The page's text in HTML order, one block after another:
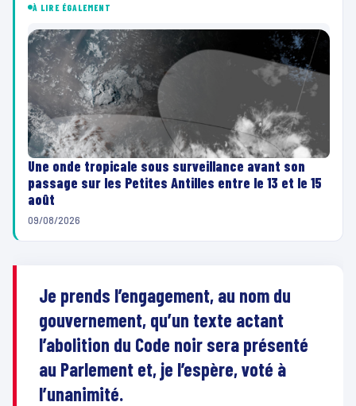
À LIRE ÉGALEMENT
Une onde tropicale sous surveillance avant son
passage sur les Petites Antilles entre le 13 et le 15
août
09/08/2026
Je prends l’engagement, au nom du
gouvernement, qu’un texte actant
l’abolition du Code noir sera présenté
au Parlement et, je l’espère, voté à
l’unanimité.